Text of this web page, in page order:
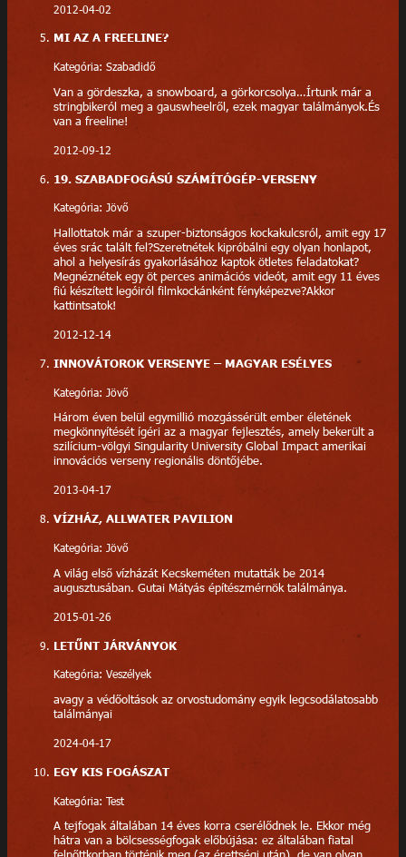
2012-04-02
MI AZ A FREELINE?
Kategória: Szabadidő
Van a gördeszka, a snowboard, a görkorcsolya…Írtunk már a
stringbikeról meg a gauswheelről, ezek magyar találmányok.És
van a freeline!
2012-09-12
19. SZABADFOGÁSÚ SZÁMÍTÓGÉP-VERSENY
Kategória: Jövő
Hallottatok már a szuper-biztonságos kockakulcsról, amit egy 17
éves srác talált fel?Szeretnétek kipróbálni egy olyan honlapot,
ahol a helyesírás gyakorlásához kaptok ötletes feladatokat?
Megnéznétek egy öt perces animációs videót, amit egy 11 éves
fiú készített legóiról filmkockánként fényképezve?Akkor
kattintsatok!
2012-12-14
INNOVÁTOROK VERSENYE – MAGYAR ESÉLYES
Kategória: Jövő
Három éven belül egymillió mozgássérült ember életének
megkönnyítését ígéri az a magyar fejlesztés, amely bekerült a
szilícium-völgyi Singularity University Global Impact amerikai
innovációs verseny regionális döntőjébe.
2013-04-17
VÍZHÁZ, ALLWATER PAVILION
Kategória: Jövő
A világ első vízházát Kecskeméten mutatták be 2014
augusztusában. Gutai Mátyás építészmérnök találmánya.
2015-01-26
LETŰNT JÁRVÁNYOK
Kategória: Veszélyek
avagy a védőoltások az orvostudomány egyik legcsodálatosabb
találmányai
2024-04-17
EGY KIS FOGÁSZAT
Kategória: Test
A tejfogak általában 14 éves korra cserélődnek le. Ekkor még
hátra van a bölcsességfogak előbújása: ez általában fiatal